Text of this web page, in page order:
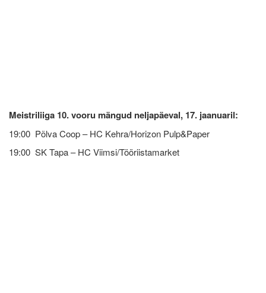
Meistriliiga 10. vooru mängud neljapäeval, 17. jaanuaril:
19:00 Põlva Coop – HC Kehra/Horizon Pulp&Paper
19:00 SK Tapa – HC Viimsi/Tööriistamarket